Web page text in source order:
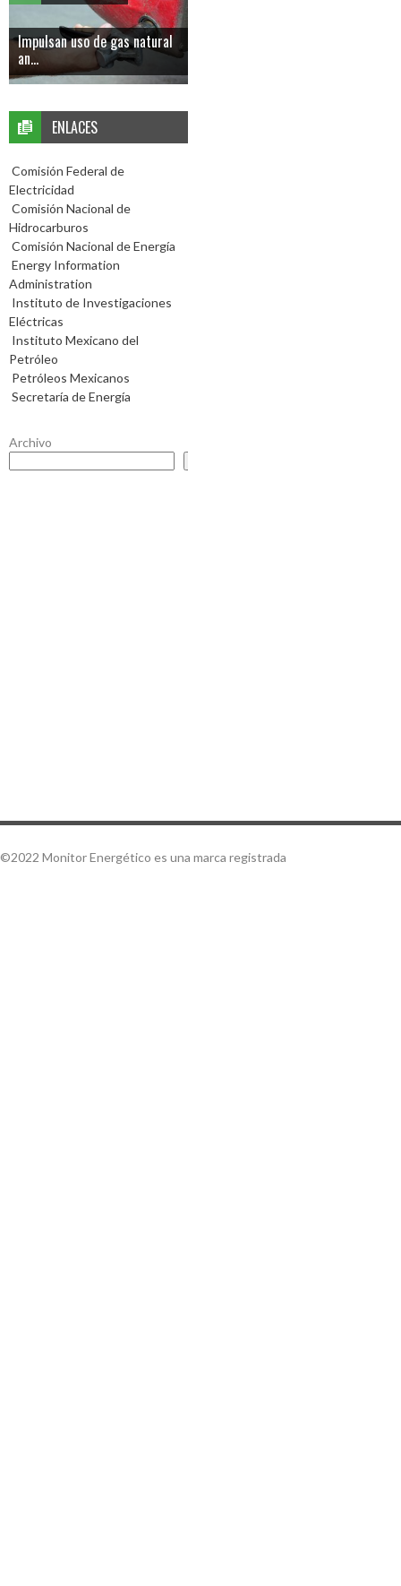
Impulsan uso de gas natural
an...
ENLACES
Comisión Federal de
Electricidad
Comisión Nacional de
Hidrocarburos
Comisión Nacional de Energía
Energy Information
Administration
Instituto de Investigaciones
Eléctricas
Instituto Mexicano del
Petróleo
Petróleos Mexicanos
Secretaría de Energía
Archivo
©2022 Monitor Energético es una marca registrada